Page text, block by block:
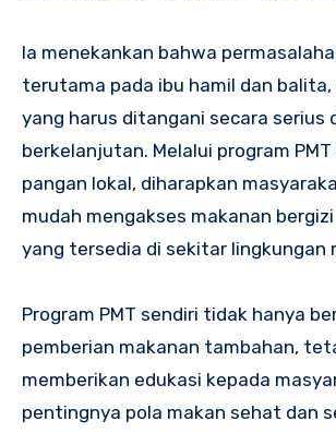
Ia menekankan bahwa
terutama pada ibu hamil dan balita,
yang harus ditangani secara serius
berkelanjutan. Melalui program
pangan lokal, diharapkan
mudah mengakses makanan
yang tersedia di sekitar lingkungan
Program PMT sendiri tidak hanya
pemberian makanan tambahan,
memberikan edukasi kepada
pentingnya pola makan sehat dan